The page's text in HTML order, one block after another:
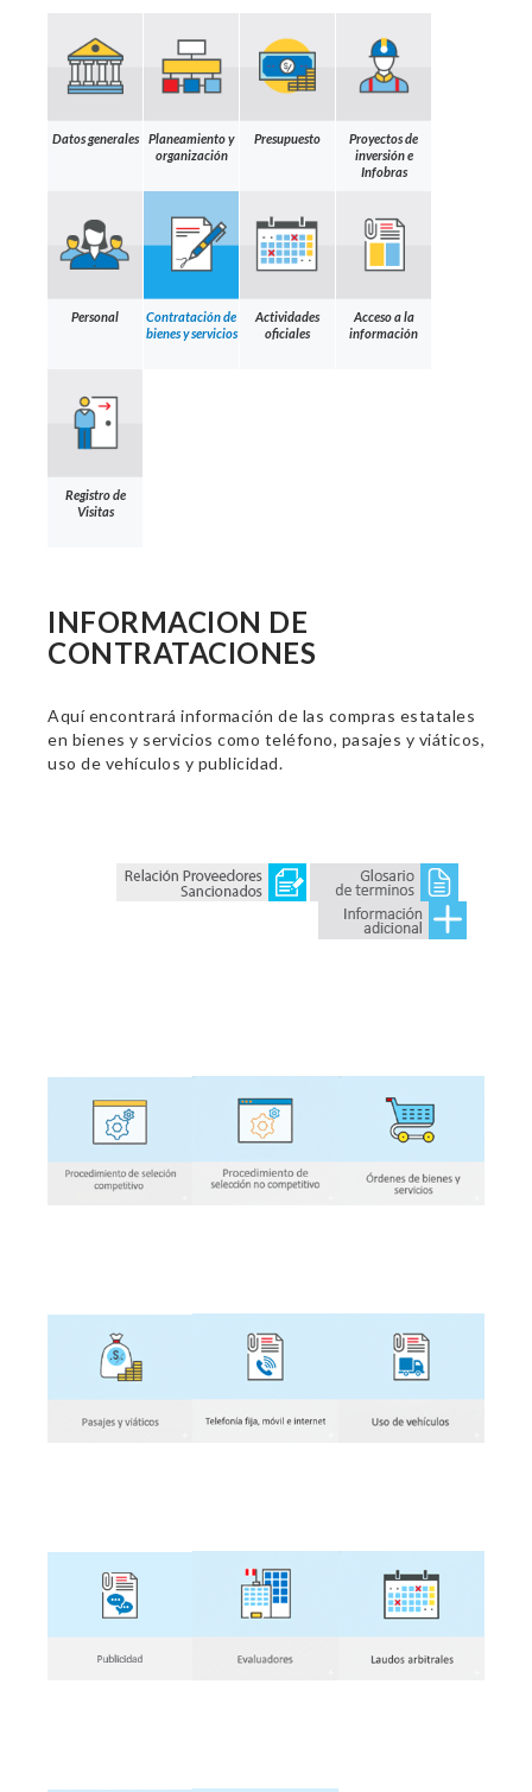
Datos generales
Planeamiento y
organización
Presupuesto
Proyectos de
inversión e
Infobras
Personal
Contratación de
bienes y servicios
Actividades
oficiales
Acceso a la
información
Registro de
Visitas
INFORMACION DE
CONTRATACIONES
Aquí encontrará información de las compras estatales
en bienes y servicios como teléfono, pasajes y viáticos,
uso de vehículos y publicidad.